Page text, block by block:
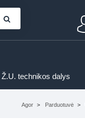
Ž.U. technikos dalys
Agor Parduotuvė